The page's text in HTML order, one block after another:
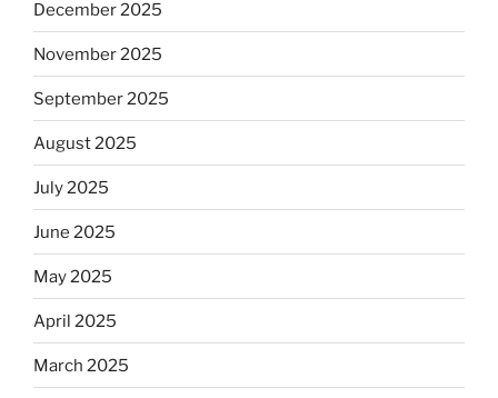
December 2025
November 2025
September 2025
August 2025
July 2025
June 2025
May 2025
April 2025
March 2025